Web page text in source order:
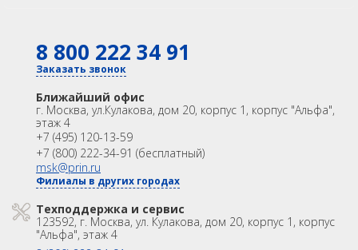
8 800 222 34 91
Заказать звонок
Ближайший офис
г. Москва, ул.Кулакова, дом 20, корпус 1, корпус "Альфа",
этаж 4
+7 (495) 120-13-59
+7 (800) 222-34-91 (бесплатный)
msk@prin.ru
Филиалы в других городах
Техподдержка и сервис
123592, г. Москва, ул. Кулакова, дом 20, корпус 1, корпус
"Альфа", этаж 4
КАТАЛОГ
GNSS
Модемы
Программы
Аксеcсуары
Распродажа
ИНФОРМАЦИЯ
Акции
Техподдержка и сервис
Университет
Партнёрам
О Компании